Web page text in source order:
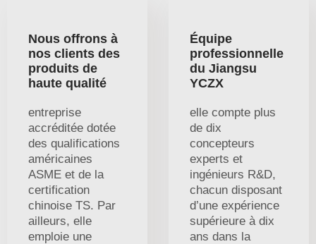
Nous offrons à
nos clients des
produits de
haute qualité
entreprise
accréditée dotée
des qualifications
américaines
ASME et de la
certification
chinoise TS. Par
ailleurs, elle
emploie une
Équipe
professionnelle
du Jiangsu
YCZX
elle compte plus
de dix
concepteurs
experts et
ingénieurs R&D,
chacun disposant
d’une expérience
supérieure à dix
ans dans la